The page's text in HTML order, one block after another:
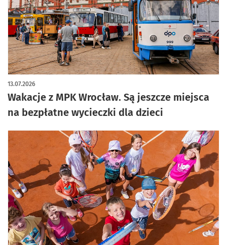
Wakacje z MPK Wrocław. Są jeszcze miejsca
na bezpłatne wycieczki dla dzieci
13.07.2026